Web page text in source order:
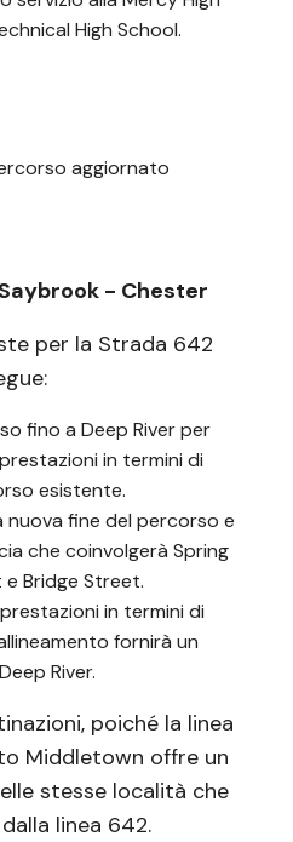
High School.
aggiornato
- Chester
per la Strada 642
fino a Deep River per
in termini di
esistente.
fine del percorso e
che coinvolgerà Spring
Bridge Street.
in termini di
fornirà un
River.
poiché la linea
Middletown offre un
stesse località che
linea 642.